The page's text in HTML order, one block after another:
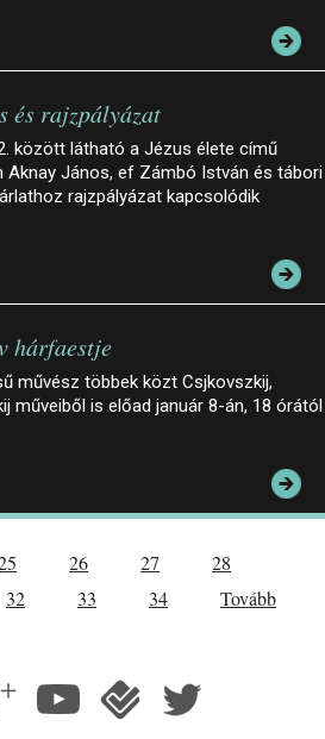
és rajzpályázat
között látható a Jézus élete című
Aknay János, ef Zámbó István és tábori
rajzpályázat kapcsolódik
hárfaestje
művész többek közt Csjkovszkij,
műveiből is előad január 8-án, 18
26 27
28
32 33 34
Tovább